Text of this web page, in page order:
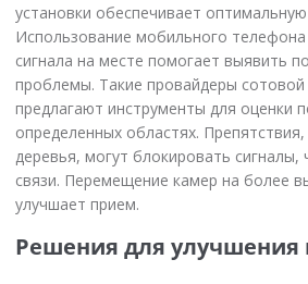
установки обеспечивает
Использование мобильного
сигнала на месте помогает выявить
проблемы. Такие провайдеры сотовой
предлагают инструменты для оценки
определенных областях.
деревья, могут блокировать сигналы,
связи. Перемещение камер на более
улучшает прием.
Решения для улучшения